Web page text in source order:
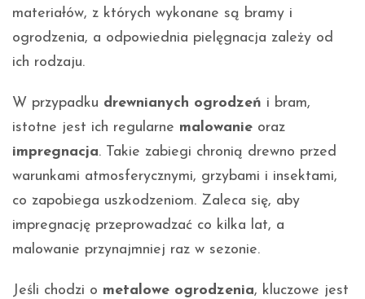
materiałów, z których wykonane są bramy i
ogrodzenia, a odpowiednia pielęgnacja zależy od
ich rodzaju.
W przypadku drewnianych ogrodzeń i bram,
istotne jest ich regularne malowanie oraz
impregnacja. Takie zabiegi chronią drewno przed
warunkami atmosferycznymi, grzybami i insektami,
co zapobiega uszkodzeniom. Zaleca się, aby
impregnację przeprowadzać co kilka lat, a
malowanie przynajmniej raz w sezonie.
Jeśli chodzi o metalowe ogrodzenia, kluczowe jest